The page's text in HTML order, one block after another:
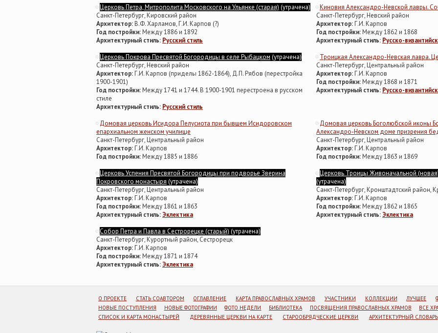
Церковь Петра, Митрополита Московского на Ульянке (старая) (утрачена)
Санкт-Петербург, Кировский район
Архитектор:В.Ф. Харламов, Г.И. Карпов (?)
Год постройки:Между 1886 и 1892
Архитектурный стиль: Русский стиль
Киновия Александро-Невской лавры.
Санкт-Петербург, Невский район
Архитектор:Г.И. Карпов
Год постройки:Между 1862 и 1868
Архитектурный стиль: Русско-
Церковь Покрова Пресвятой Богородицы в селе Рыбацком (утрачена)
Санкт-Петербург, Невский район
Архитектор:Г.И. Карпов (приделы 1862-1864), Д.П. Рябов (перестройка
1900-1901)
Год постройки:Между 1741 и 1744. В 1900-1901 перестроена в русском
стиле
Архитектурный стиль: Русский стиль
Троицкая Александро-Невская лавра.
Санкт-Петербург, Центральный район
Архитектор:Г.И. Карпов
Год постройки:Между 1868 и 1871
Архитектурный стиль: Русско-
Домовая церковь Исидора Пелусиота при бывшем Исидоровском
епархиальном женском училище
Санкт-Петербург, Центральный район
Архитектор:Г.И. Карпов
Год постройки:Между 1885 и 1886
Домовая церковь Боголюбской иконы
Александро-Невском доме призрения
Санкт-Петербург, Центральный район
Архитектор:Г.И. Карпов
Год постройки:Между 1863 и 1869
Церковь Успения Пресвятой Богородицы при подворье Зверина
Покровского монастыря (утрачена)
Санкт-Петербург, Центральный район
Архитектор:Г.И. Карпов
Год постройки:Между 1861 и 1863
Архитектурный стиль:Эклектика
Церковь Троицы Живоначальной
(утрачена)
Санкт-Петербург, Кронштадтский район,
Архитектор:Г.И. Карпов
Год постройки:Между 1862 и 1865
Архитектурный стиль:Эклектика
Собор Петра и Павла в Сестрорецке (старый) (утрачена)
Санкт-Петербург, Курортный район, Сестрорецк
Архитектор:Г.И. Карпов
Год постройки:Между 1871 и 1874
Архитектурный стиль:Эклектика
О ПРОЕКТЕ СТАТЬ СОАВТОРОМ ОГЛАВЛЕНИЕ КАРТА ПРАВОСЛАВНЫХ ХРАМОВ УЧАСТНИКИ КОЛЛЕКЦИИ ЛУЧШЕЕ
НОВЫЕ ПОСТУПЛЕНИЯ
НОВЫЕ ФОТОГРАФИИ ФОТО НЕДЕЛИ БИБЛИОТЕКА ПОСВЯЩЕНИЯ ПРАВОСЛАВНЫХ ХРАМОВ ВСЕ
СПИСОК И КАРТА МОНАСТЫРЕЙ
ДЕРЕВЯННЫЕ ЦЕРКВИ НА КАРТЕ СТАРООБРЯДЧЕСКИЕ ЦЕРКВИ АРХИТЕКТУРНЫЙ СЛОВАРЬ